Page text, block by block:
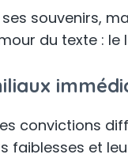
souvenirs,
du texte :
convictions
faiblesses et